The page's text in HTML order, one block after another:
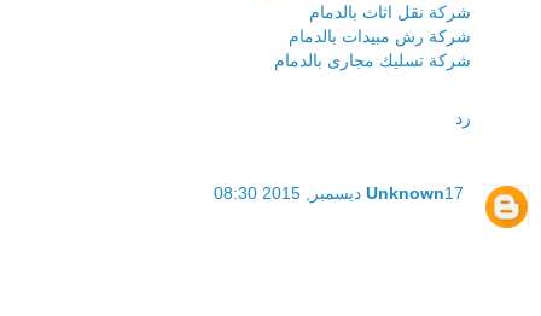
شركة نقل اثاث بالدمام
شركة رش مبيدات بالدمام
شركة تسليك مجارى بالدمام
رد
Unknown17 ديسمبر, 2015 08:30